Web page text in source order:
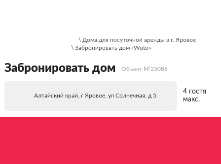
\ Дома для посуточной аренды в г. Яровое
\ Забронировать дом «Wuto»
Забронировать дом Объект №25088
Алтайский край, г Яровое, ул Солнечная, д 5
4 гостя
макс.